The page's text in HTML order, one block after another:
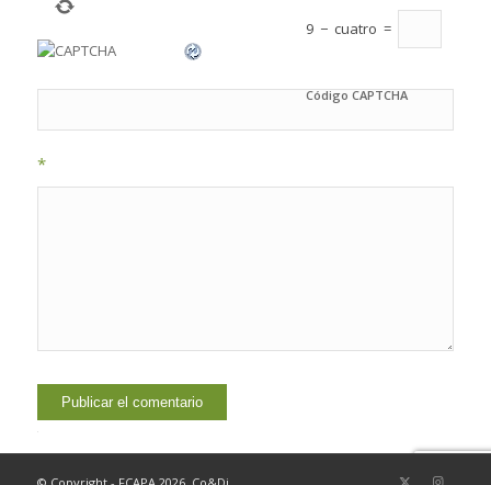
9 − cuatro =
Código CAPTCHA
*